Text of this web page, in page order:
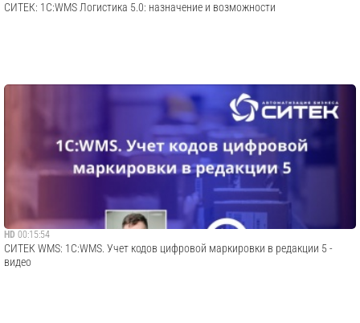
СИТЕК: 1С:WMS Логистика 5.0: назначение и возможности
HD 00:15:54
СИТЕК WMS: 1С:WMS. Учет кодов цифровой маркировки в редакции 5 -
видео